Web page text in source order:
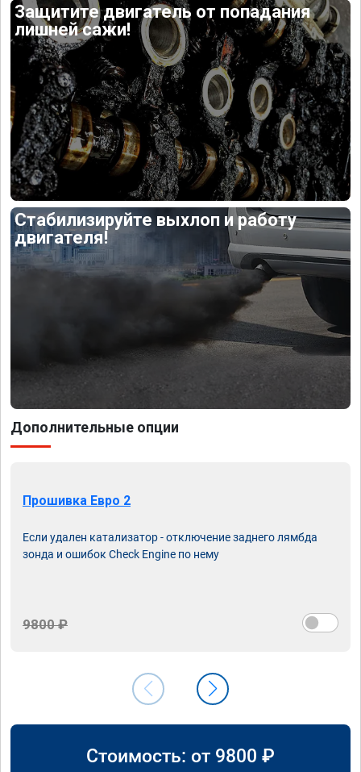
Защитите двигатель от попадания
лишней сажи!
Стабилизируйте выхлоп и работу
двигателя!
Дополнительные опции
Прошивка Евро 2
Если удален катализатор - отключение заднего лямбда
зонда и ошибок Check Engine по нему
9800 ₽
Стоимость: от 9800 ₽